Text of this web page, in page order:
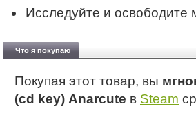
Исследуйте и освободите
Что я покупаю
Покупая этот товар, вы
(cd key) Anarcute в Steam